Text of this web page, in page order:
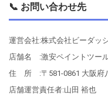
📞 お問い合わせ先
運営会社:株式会社ビーダッ
店舗名 :激安ペイントツー
住 所 :〒581-0861 大阪府
店舗運営責任者:山田 裕也